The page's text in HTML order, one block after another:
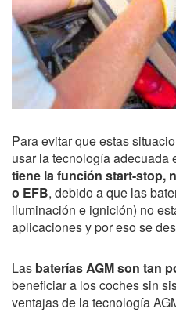
Para evitar que estas
usar la tecnología adecuada
tiene la función start-stop,
o EFB, debido a que las
iluminación e ignición) no
aplicaciones y por eso se
Las baterías AGM son tan
beneficiar a los coches sin
ventajas de la tecnología